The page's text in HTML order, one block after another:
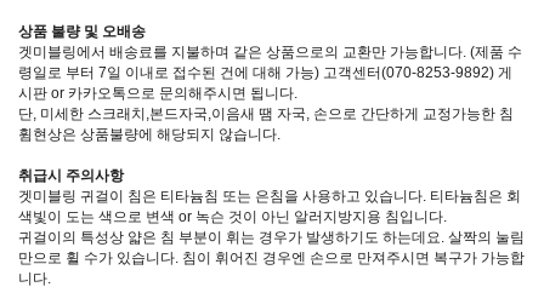
상품 불량 및 오배송
겟미블링에서 배송료를 지불하며 같은 상품으로의 교환만 가능합니다. (제품 수
령일로 부터 7일 이내로 접수된 건에 대해 가능) 고객센터(070-8253-9892) 게
시판 or 카카오톡으로 문의해주시면 됩니다.
단, 미세한 스크래치,본드자국,이음새 땜 자국, 손으로 간단하게 교정가능한 침
휨현상은 상품불량에 해당되지 않습니다.
취급시 주의사항
겟미블링 귀걸이 침은 티타늄침 또는 은침을 사용하고 있습니다. 티타늄침은 회
색빛이 도는 색으로 변색 or 녹슨 것이 아닌 알러지방지용 침입니다.
귀걸이의 특성상 얇은 침 부분이 휘는 경우가 발생하기도 하는데요. 살짝의 눌림
만으로 휠 수가 있습니다. 침이 휘어진 경우엔 손으로 만져주시면 복구가 가능합
니다.